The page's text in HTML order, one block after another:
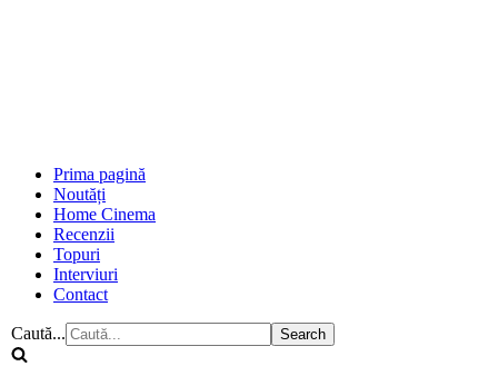
Prima pagină
Noutăți
Home Cinema
Recenzii
Topuri
Interviuri
Contact
Caută...